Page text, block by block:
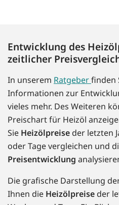
Entwicklung des
zeitlicher
In unserem Ratgeberfinden
Informationen zur
vieles mehr. Des Weiteren
Preischart für Heizöl
Sie Heizölpreise der letzten
oder Tage vergleichen und
Preisentwicklung
Die grafische Darstellung
Ihnen die Heizölpreise der